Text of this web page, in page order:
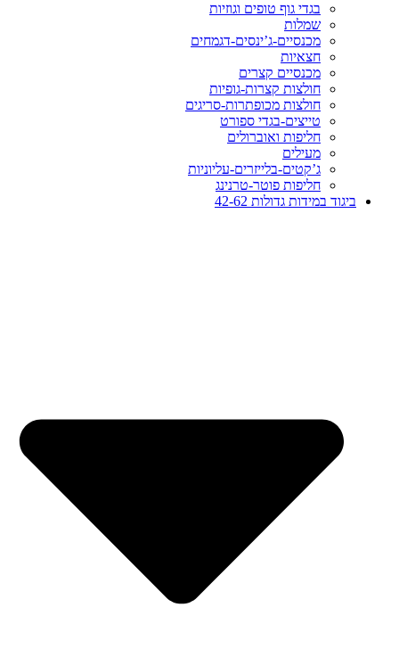
בגדי גוף טופים וגוזיות
שמלות
מכנסיים-ג’ינסים-דגמחים
חצאיות
מכנסיים קצרים
חולצות קצרות-גופיות
חולצות מכופתרות-סריגים
טייצים-בגדי ספורט
חליפות ואוברולים
מעילים
ג’קטים-בלייזרים-עליוניות
חליפות פוטר-טרנינג
ביגוד במידות גדולות 42-62